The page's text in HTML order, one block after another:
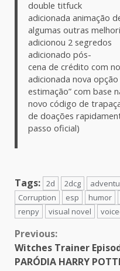
double titfuck
adicionada animação
algumas outras
adicionou 2 segredos
adicionado pós-
cena de crédito com
adicionada nova
estimação” com base
novo código de
de doações
passo oficial)
Tags: 2d 2dcg
Corruption
esp humor
renpy
visual novel
Continue
Reading
Previous:
Witches Trainer
PARÓDIA HARRY